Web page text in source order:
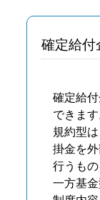
確定給付
確定給
できます
規約型
掛金を
行うもの
一方基